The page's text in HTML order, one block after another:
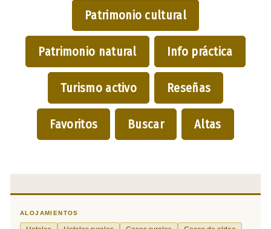
Patrimonio cultural
Patrimonio natural Info práctica
Turismo activo Reseñas
Favoritos Buscar Altas